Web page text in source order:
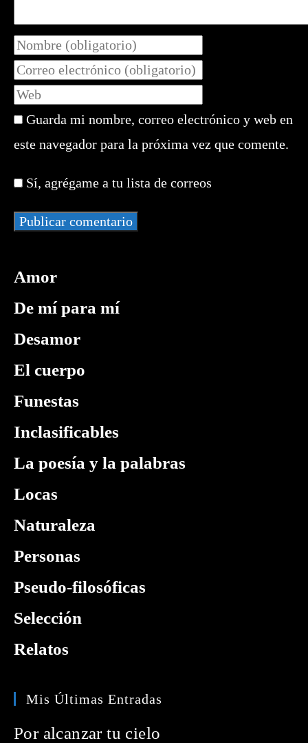
Introduce
tu
nombre
o
de
usuario
comentar
Introduce
tu
dirección
de
electrónico
comentar
Introduce
la
URL
de
web
(opcional)
Guarda mi nombre, correo electrónico y web en
este navegador para la próxima vez que comente.
Sí, agrégame a tu lista de correos
Amor
De mí para mí
Desamor
El cuerpo
Funestas
Inclasificables
La poesía y la palabras
Locas
Naturaleza
Personas
Pseudo-filosóficas
Selección
Relatos
Mis Últimas Entradas
Por alcanzar tu cielo